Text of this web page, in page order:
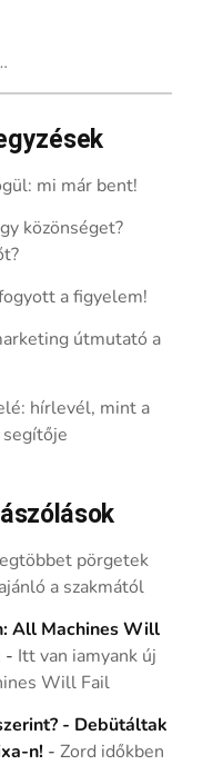
mi már bent!
közönséget?
a figyelem!
útmutató a
hírlevél, mint a
pörgetek
a szakmától
All Machines Will
- Itt van iamyank új
Will Fail
- Debütáltak
n! -Zord időkben